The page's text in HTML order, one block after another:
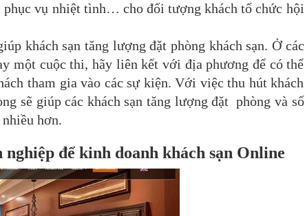
vụ nhiệt tình… cho đối tượng khách tổ chức hội
khách sạn tăng lượng đặt phòng khách sạn. Ở các
một cuộc thi, hãy liên kết với địa phương để có thể
tham gia vào các sự kiện. Với việc thu hút khách
sẽ giúp các khách sạn tăng lượng đặt phòng và số
hơn.
nghiệp để kinh doanh khách sạn Online